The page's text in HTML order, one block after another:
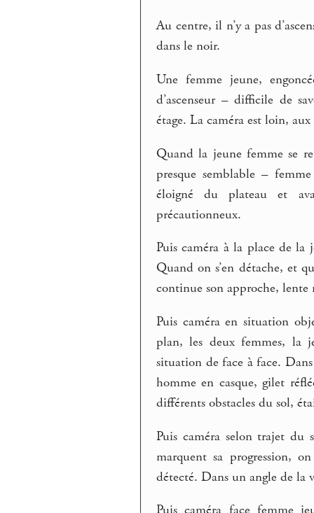
Au centre, il n’y a pas
dans le noir.
Une femme jeune,
d’ascenseur – difficile de
étage. La caméra est loin,
Quand la jeune femme se
presque semblable –
éloigné du plateau et
précautionneux.
Puis caméra à la place de
Quand on s’en détache, et
continue son approche,
Puis caméra en situation
plan, les deux femmes, la
situation de face à face.
homme en casque, gilet
différents obstacles du sol,
Puis caméra selon trajet du
marquent sa progression,
détecté. Dans un angle de la